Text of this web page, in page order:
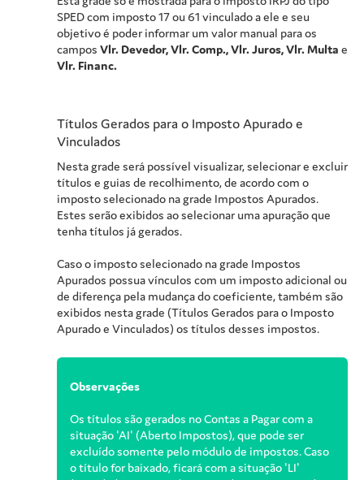
SPED com imposto 17 ou 61 vinculado a ele e seu
objetivo é poder informar um valor manual para os
campos Vlr. Devedor, Vlr. Comp., Vlr. Juros, Vlr. Multa e
Vlr. Financ.
Títulos Gerados para o Imposto Apurado e
Vinculados
Nesta grade será possível visualizar, selecionar e excluir
títulos e guias de recolhimento, de acordo com o
imposto selecionado na grade Impostos Apurados.
Estes serão exibidos ao selecionar uma apuração que
tenha títulos já gerados.
Caso o imposto selecionado na grade Impostos
Apurados possua vínculos com um imposto adicional ou
de diferença pela mudança do coeficiente, também são
exibidos nesta grade (Títulos Gerados para o Imposto
Apurado e Vinculados) os títulos desses impostos.
Observações
Os títulos são gerados no Contas a Pagar com a
situação 'AI' (Aberto Impostos), que pode ser
excluído somente pelo módulo de impostos. Caso
o título for baixado, ficará com a situação 'LI'